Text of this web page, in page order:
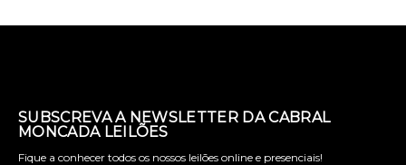
SUBSCREVA A NEWSLETTER DA CABRAL
MONCADA LEILÕES
Fique a conhecer todos os nossos leilões online e presenciais!